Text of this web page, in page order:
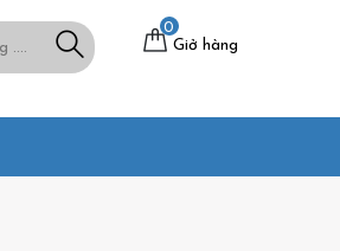
0
Giở hàng